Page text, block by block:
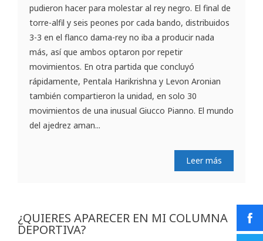
pudieron hacer para molestar al rey negro. El final de
torre-alfil y seis peones por cada bando, distribuidos
3-3 en el flanco dama-rey no iba a producir nada
más, así que ambos optaron por repetir
movimientos. En otra partida que concluyó
rápidamente, Pentala Harikrishna y Levon Aronian
también compartieron la unidad, en solo 30
movimientos de una inusual Giucco Pianno. El mundo
del ajedrez aman...
Leer más
¿QUIERES APARECER EN MI COLUMNA
DEPORTIVA?